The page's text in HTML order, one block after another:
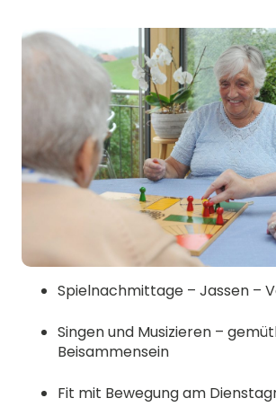
Spielnachmittage – Jassen –
Singen und Musizieren –
Beisammensein
Fit mit Bewegung am